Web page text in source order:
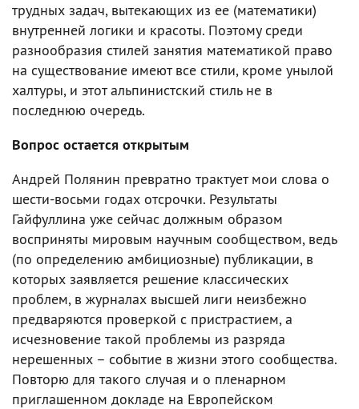
трудных задач, вытекающих из ее (математики)
внутренней логики и красоты. Поэтому среди
разнообразия стилей занятия математикой право
на существование имеют все стили, кроме унылой
халтуры, и этот альпинистский стиль не в
последнюю очередь.
Вопрос остается открытым
Андрей Полянин превратно трактует мои слова о
шести-восьми годах отсрочки. Результаты
Гайфуллина уже сейчас должным образом
восприняты мировым научным сообществом, ведь
(по определению амбициозные) публикации, в
которых заявляется решение классических
проблем, в журналах высшей лиги неизбежно
предваряются проверкой с пристрастием, а
исчезновение такой проблемы из разряда
нерешенных – событие в жизни этого сообщества.
Повторю для такого случая и о пленарном
приглашенном докладе на Европейском